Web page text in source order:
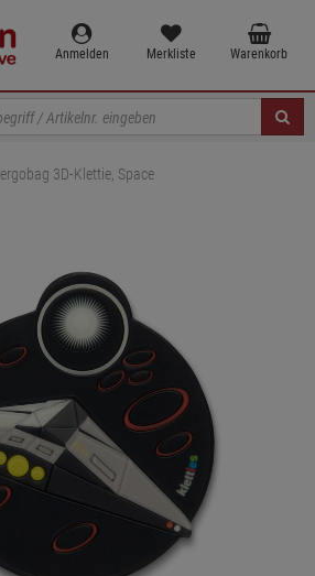
Anmelden Merkliste Warenkorb
ergobag 3D-Klettie, Space